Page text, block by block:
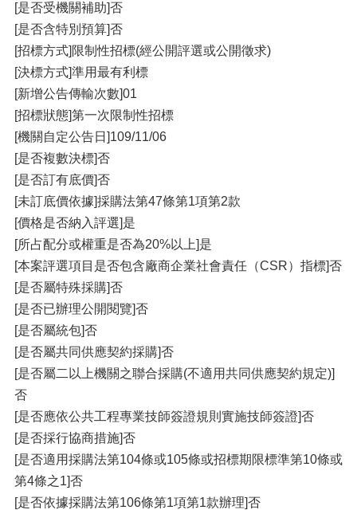
[是否受機關補助]否
[是否含特別預算]否
[招標方式]限制性招標(經公開評選或公開徵求)
[決標方式]準用最有利標
[新增公告傳輸次數]01
[招標狀態]第一次限制性招標
[機關自定公告日]109/11/06
[是否複數決標]否
[是否訂有底價]否
[未訂底價依據]採購法第47條第1項第2款
[價格是否納入評選]是
[所占配分或權重是否為20%以上]是
[本案評選項目是否包含廠商企業社會責任（CSR）指標]否
[是否屬特殊採購]否
[是否已辦理公開閱覽]否
[是否屬統包]否
[是否屬共同供應契約採購]否
[是否屬二以上機關之聯合採購(不適用共同供應契約規定)]
否
[是否應依公共工程專業技師簽證規則實施技師簽證]否
[是否採行協商措施]否
[是否適用採購法第104條或105條或招標期限標準第10條或
第4條之1]否
[是否依據採購法第106條第1項第1款辦理]否